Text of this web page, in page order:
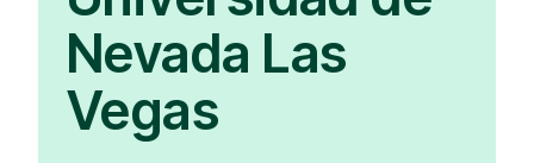
Nevada Las
Vegas